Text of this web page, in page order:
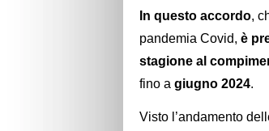
In questo accordo,
pandemia Covid, è
stagione al
fino a giugno 2024.
Visto l’andamento